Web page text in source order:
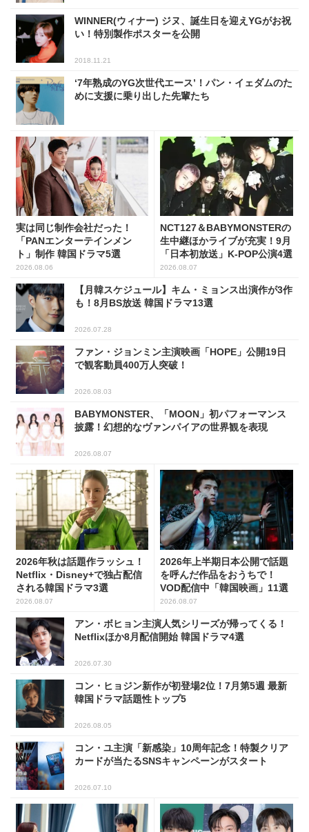
WINNER(ウィナー) ジヌ、誕生日を迎えYGがお祝
い！特別製作ポスターを公開
2018.11.21
‘7年熟成のYG次世代エース’！パン・イェダムのた
めに支援に乗り出した先輩たち
実は同じ制作会社だった！
「PANエンターテインメン
ト」制作 韓国ドラマ5選
2026.08.06
NCT127＆BABYMONSTERの
生中継ほかライブが充実！9月
「日本初放送」K-POP公演4選
2026.08.07
【月韓スケジュール】キム・ミョンス出演作が3作
も！8月BS放送 韓国ドラマ13選
2026.07.28
ファン・ジョンミン主演映画「HOPE」公開19日
で観客動員400万人突破！
2026.08.03
BABYMONSTER、「MOON」初パフォーマンス
披露！幻想的なヴァンパイアの世界観を表現
2026.08.07
2026年秋は話題作ラッシュ！
Netflix・Disney+で独占配信
される韓国ドラマ3選
2026.08.07
2026年上半期日本公開で話題
を呼んだ作品をおうちで！
VOD配信中「韓国映画」11選
2026.08.07
アン・ボヒョン主演人気シリーズが帰ってくる！
Netflixほか8月配信開始 韓国ドラマ4選
2026.07.30
コン・ヒョジン新作が初登場2位！7月第5週 最新
韓国ドラマ話題性トップ5
2026.08.05
コン・ユ主演「新感染」10周年記念！特製クリア
カードが当たるSNSキャンペーンがスタート
2026.07.10